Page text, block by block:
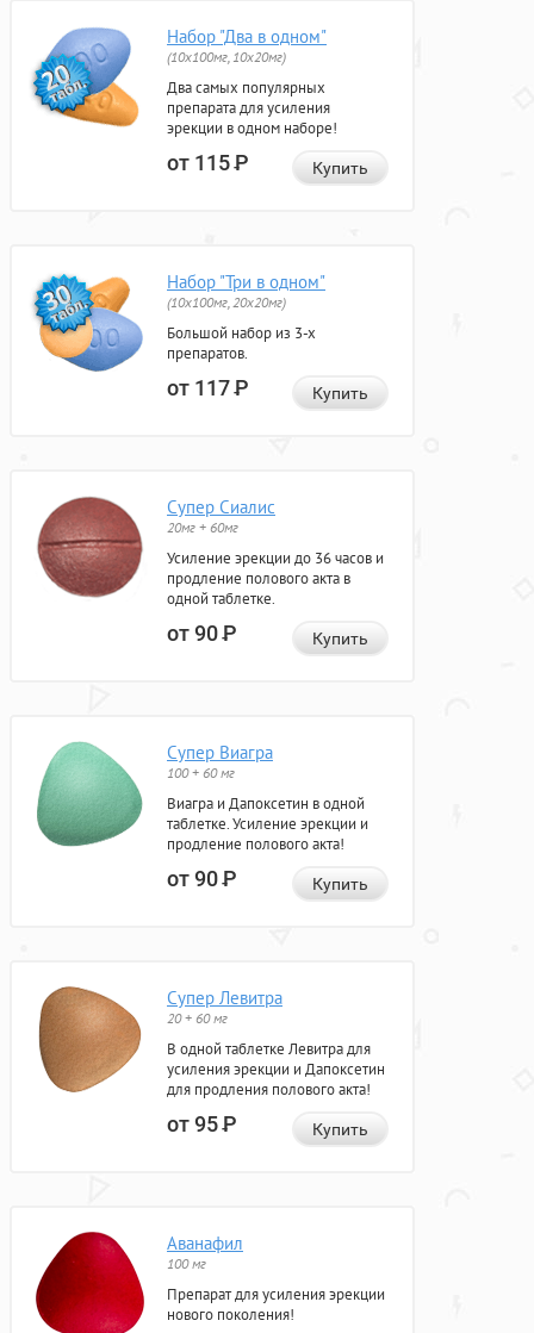
Набор "Два в одном"
(10x100мг, 10x20мг)
Два самых популярных
препарата для усиления
эрекции в одном наборе!
от 115Р Купить
Набор "Три в одном"
(10x100мг, 20x20мг)
Большой набор из 3-х
препаратов.
от 117Р Купить
Супер Сиалис
20мг + 60мг
Усиление эрекции до 36 часов и
продление полового акта в
одной таблетке.
от 90Р Купить
Супер Виагра
100 + 60 мг
Виагра и Дапоксетин в одной
таблетке. Усиление эрекции и
продление полового акта!
от 90Р Купить
Супер Левитра
20 + 60 мг
В одной таблетке Левитра для
усиления эрекции и Дапоксетин
для продления полового акта!
от 95Р Купить
Аванафил
100 мг
Препарат для усиления эрекции
нового поколения!